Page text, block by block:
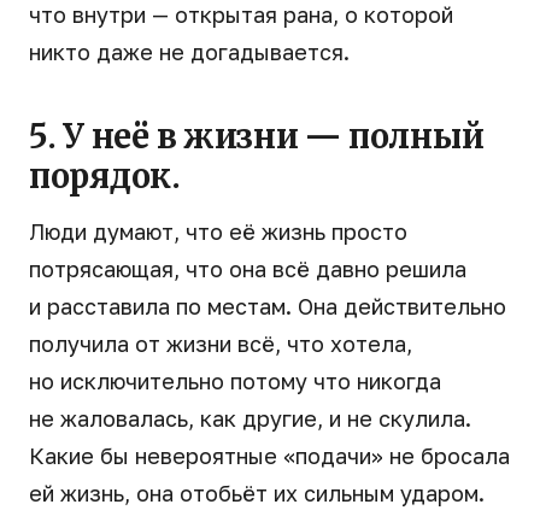
что внутри — открытая рана, о которой
никто даже не догадывается.
5. У неё в жизни — полный
порядок.
Люди думают, что её жизнь просто
потрясающая, что она всё давно решила
и расставила по местам. Она действительно
получила от жизни всё, что хотела,
но исключительно потому что никогда
не жаловалась, как другие, и не скулила.
Какие бы невероятные «подачи» не бросала
ей жизнь, она отобьёт их сильным ударом.